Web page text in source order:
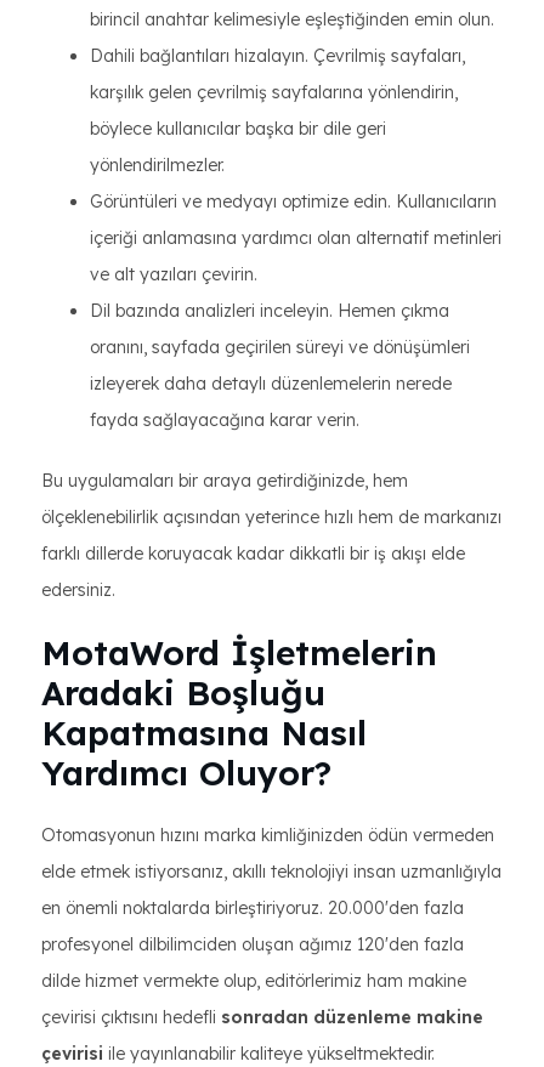
birincil anahtar kelimesiyle eşleştiğinden emin olun.
Dahili bağlantıları hizalayın. Çevrilmiş sayfaları,
karşılık gelen çevrilmiş sayfalarına yönlendirin,
böylece kullanıcılar başka bir dile geri
yönlendirilmezler.
Görüntüleri ve medyayı optimize edin. Kullanıcıların
içeriği anlamasına yardımcı olan alternatif metinleri
ve alt yazıları çevirin.
Dil bazında analizleri inceleyin. Hemen çıkma
oranını, sayfada geçirilen süreyi ve dönüşümleri
izleyerek daha detaylı düzenlemelerin nerede
fayda sağlayacağına karar verin.
Bu uygulamaları bir araya getirdiğinizde, hem
ölçeklenebilirlik açısından yeterince hızlı hem de markanızı
farklı dillerde koruyacak kadar dikkatli bir iş akışı elde
edersiniz.
MotaWord İşletmelerin
Aradaki Boşluğu
Kapatmasına Nasıl
Yardımcı Oluyor?
Otomasyonun hızını marka kimliğinizden ödün vermeden
elde etmek istiyorsanız, akıllı teknolojiyi insan uzmanlığıyla
en önemli noktalarda birleştiriyoruz. 20.000'den fazla
profesyonel dilbilimciden oluşan ağımız 120'den fazla
dilde hizmet vermekte olup, editörlerimiz ham makine
çevirisi çıktısını hedefli sonradan düzenleme makine
çevirisi ile yayınlanabilir kaliteye yükseltmektedir.